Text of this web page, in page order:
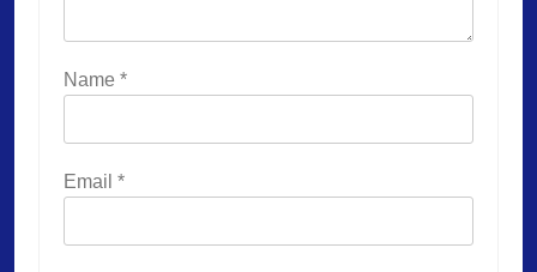
Name *
Email *